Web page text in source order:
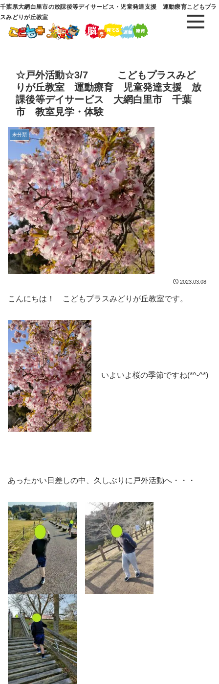
千葉県大網白里市の放課後等デイサービス・児童発達支援 運動療育こどもプラ
スみどりが丘教室
☆戸外活動☆3/7 こどもプラスみど
りが丘教室 運動療育 児童発達支援 放
課後等デイサービス 大網白里市 千葉
市 教室見学・体験
未分類
2023.03.08
こんにちは！ こどもプラスみどりが丘教室です。
いよいよ桜の季節ですね(*^-^*)
あったかい日差しの中、久しぶりに戸外活動へ・・・